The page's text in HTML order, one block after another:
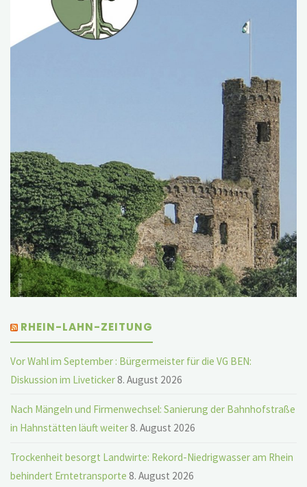
RHEIN-LAHN-ZEITUNG
Vor Wahl im September : Bürgermeister für die VG BEN:
Diskussion im Liveticker8. August 2026
Nach Mängeln und Firmenwechsel: Sanierung der Bahnhofstraße
in Hahnstätten läuft weiter8. August 2026
Trockenheit besorgt Landwirte: Rekord-Niedrigwasser am Rhein
behindert Erntetransporte 8. August 2026